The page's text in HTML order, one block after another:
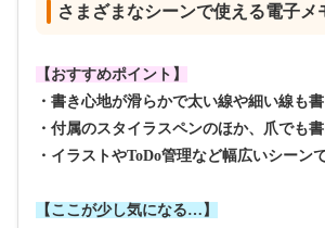
さまざまなシーンで使える電子メ
【おすすめポイント】
・書き心地が滑らかで太い線や細い線も
・付属のスタイラスペンのほか、爪でも
・イラストやToDo管理など幅広いシーン
【ここが少し気になる…】